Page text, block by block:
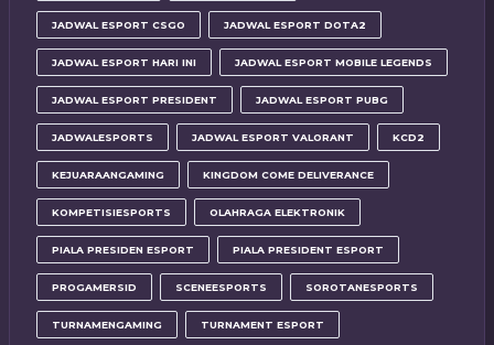
JADWAL ESPORT CSGO JADWAL ESPORT DOTA2
JADWAL ESPORT HARI INI JADWAL ESPORT MOBILE LEGENDS
JADWAL ESPORT PRESIDENT JADWAL ESPORT PUBG
JADWALESPORTS JADWAL ESPORT VALORANT KCD2
KEJUARAANGAMING KINGDOM COME DELIVERANCE
KOMPETISIESPORTS OLAHRAGA ELEKTRONIK
PIALA PRESIDEN ESPORT PIALA PRESIDENT ESPORT
PROGAMERSID SCENEESPORTS SOROTANESPORTS
TURNAMENGAMING TURNAMENT ESPORT